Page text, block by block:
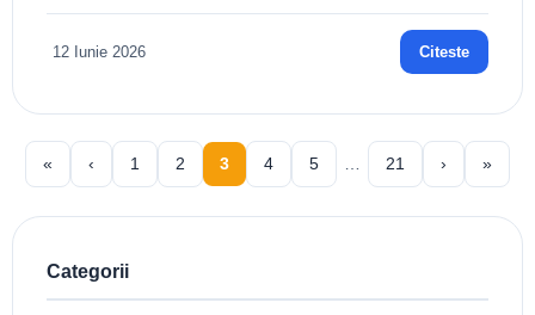
12 Iunie 2026 Citeste
« ‹ 1 2 3 4 5 21 › »
Categorii